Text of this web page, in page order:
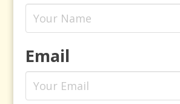
Email